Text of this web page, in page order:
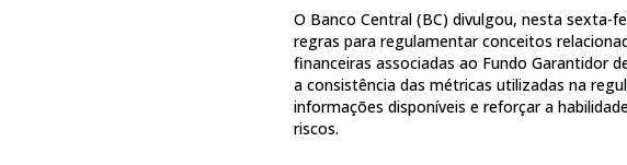
O Banco Central (BC) divulgou, nesta sexta-
regras para regulamentar conceitos
financeiras associadas ao Fundo Garantidor
a consistência das métricas utilizadas na
informações disponíveis e reforçar a
riscos.